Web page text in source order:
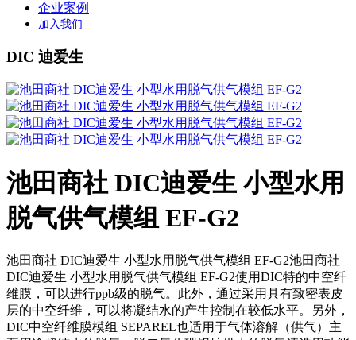
企业案例
加入我们
DIC 迪爱生
池田商社 DIC迪爱生 小型水用
脱气供气模组 EF-G2
池田商社 DIC迪爱生 小型水用脱气供气模组 EF-G2池田商社
DIC迪爱生 小型水用脱气供气模组 EF-G2使用DIC特的中空纤
维膜，可以进行ppb级的脱气。此外，通过采用具有致密表皮
层的中空纤维，可以将凝结水的产生控制在较低水平。另外，
DIC中空纤维膜模组 SEPAREL也适用于气体溶解（供气）主